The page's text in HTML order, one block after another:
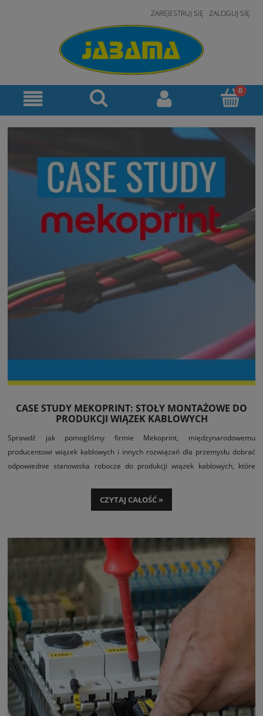
ZAREJESTRUJ SIĘ ZALOGUJ SIĘ
CASE STUDY MEKOPRINT: STOŁY MONTAŻOWE DO
PRODUKCJI WIĄZEK KABLOWYCH
Sprawdź jak pomogliśmy firmie Mekoprint, międzynarodowemu
producentowi wiązek kablowych i innych rozwiązań dla przemysłu dobrać
odpowiednie stanowiska robocze do produkcji wiązek kablowych, które
procesów montażowych za pomocą ergonomicznych stołów montażowych z
CZYTAJ CAŁOŚĆ »